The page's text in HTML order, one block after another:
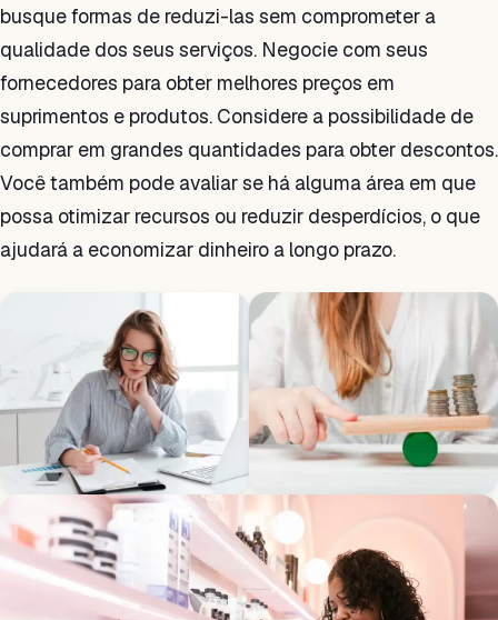
busque formas de reduzi-las sem comprometer a
qualidade dos seus serviços. Negocie com seus
fornecedores para obter melhores preços em
suprimentos e produtos. Considere a possibilidade de
comprar em grandes quantidades para obter descontos.
Você também pode avaliar se há alguma área em que
possa otimizar recursos ou reduzir desperdícios, o que
ajudará a economizar dinheiro a longo prazo.